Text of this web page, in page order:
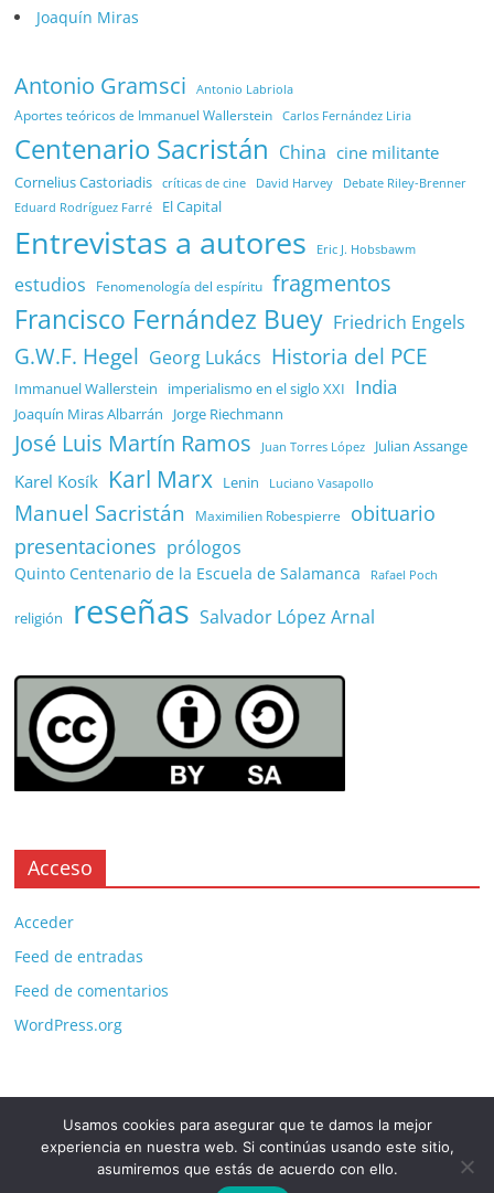
Joaquín Miras
Antonio Gramsci Antonio Labriola
Aportes teóricos de Immanuel Wallerstein Carlos Fernández Liria
Centenario Sacristán China cine militante
Cornelius Castoriadis críticas de cine David Harvey Debate Riley-Brenner
Eduard Rodríguez Farré El Capital
Entrevistas a autores Eric J. Hobsbawm
estudios Fenomenología del espíritu fragmentos
Francisco Fernández Buey Friedrich Engels
G.W.F. Hegel Georg Lukács Historia del PCE
Immanuel Wallerstein imperialismo en el siglo XXI India
Joaquín Miras Albarrán Jorge Riechmann
José Luis Martín Ramos Juan Torres López Julian Assange
Karel Kosík Karl Marx Lenin Luciano Vasapollo
Manuel Sacristán Maximilien Robespierre
obituario
presentaciones prólogos
Quinto Centenario de la Escuela de Salamanca Rafael Poch
religión reseñas Salvador López Arnal
Acceso
Acceder
Feed de entradas
Feed de comentarios
WordPress.org
Copyright © 2026 . All rights reserved.
ColorMag Pro by ThemeGrill. Powered byWordPress.
Usamos cookies para asegurar que te damos la mejor
experiencia en nuestra web. Si continúas usando este sitio,
asumiremos que estás de acuerdo con ello.